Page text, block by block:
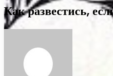
Как развестись,